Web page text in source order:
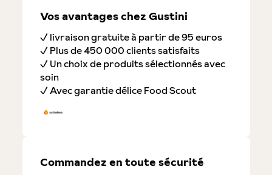
Vos avantages chez Gustini
✓ livraison gratuite à partir de 95 euros
✓ Plus de 450 000 clients satisfaits
✓ Un choix de produits sélectionnés avec
soin
✓ Avec garantie délice Food Scout
Commandez en toute sécurité